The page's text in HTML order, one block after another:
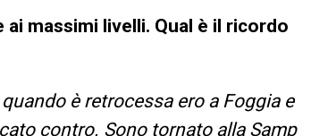
massimi livelli. Qual è il ricordo
è retrocessa ero a Foggia e
contro. Sono tornato alla Samp